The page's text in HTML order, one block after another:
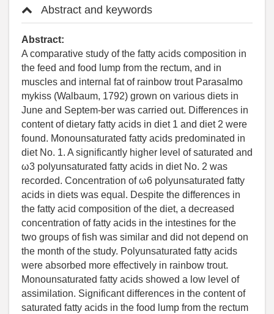
Abstract and keywords
Abstract:
A comparative study of the fatty acids composition in
the feed and food lump from the rectum, and in
muscles and internal fat of rainbow trout Parasalmo
mykiss (Walbaum, 1792) grown on various diets in
June and Septem-ber was carried out. Differences in
content of dietary fatty acids in diet 1 and diet 2 were
found. Monounsaturated fatty acids predominated in
diet No. 1. A significantly higher level of saturated and
ω3 polyunsaturated fatty acids in diet No. 2 was
recorded. Concentration of ω6 polyunsaturated fatty
acids in diets was equal. Despite the differences in
the fatty acid composition of the diet, a decreased
concentration of fatty acids in the intestines for the
two groups of fish was similar and did not depend on
the month of the study. Polyunsaturated fatty acids
were absorbed more effectively in rainbow trout.
Monounsaturated fatty acids showed a low level of
assimilation. Significant differences in the content of
saturated fatty acids in the food lump from the rectum